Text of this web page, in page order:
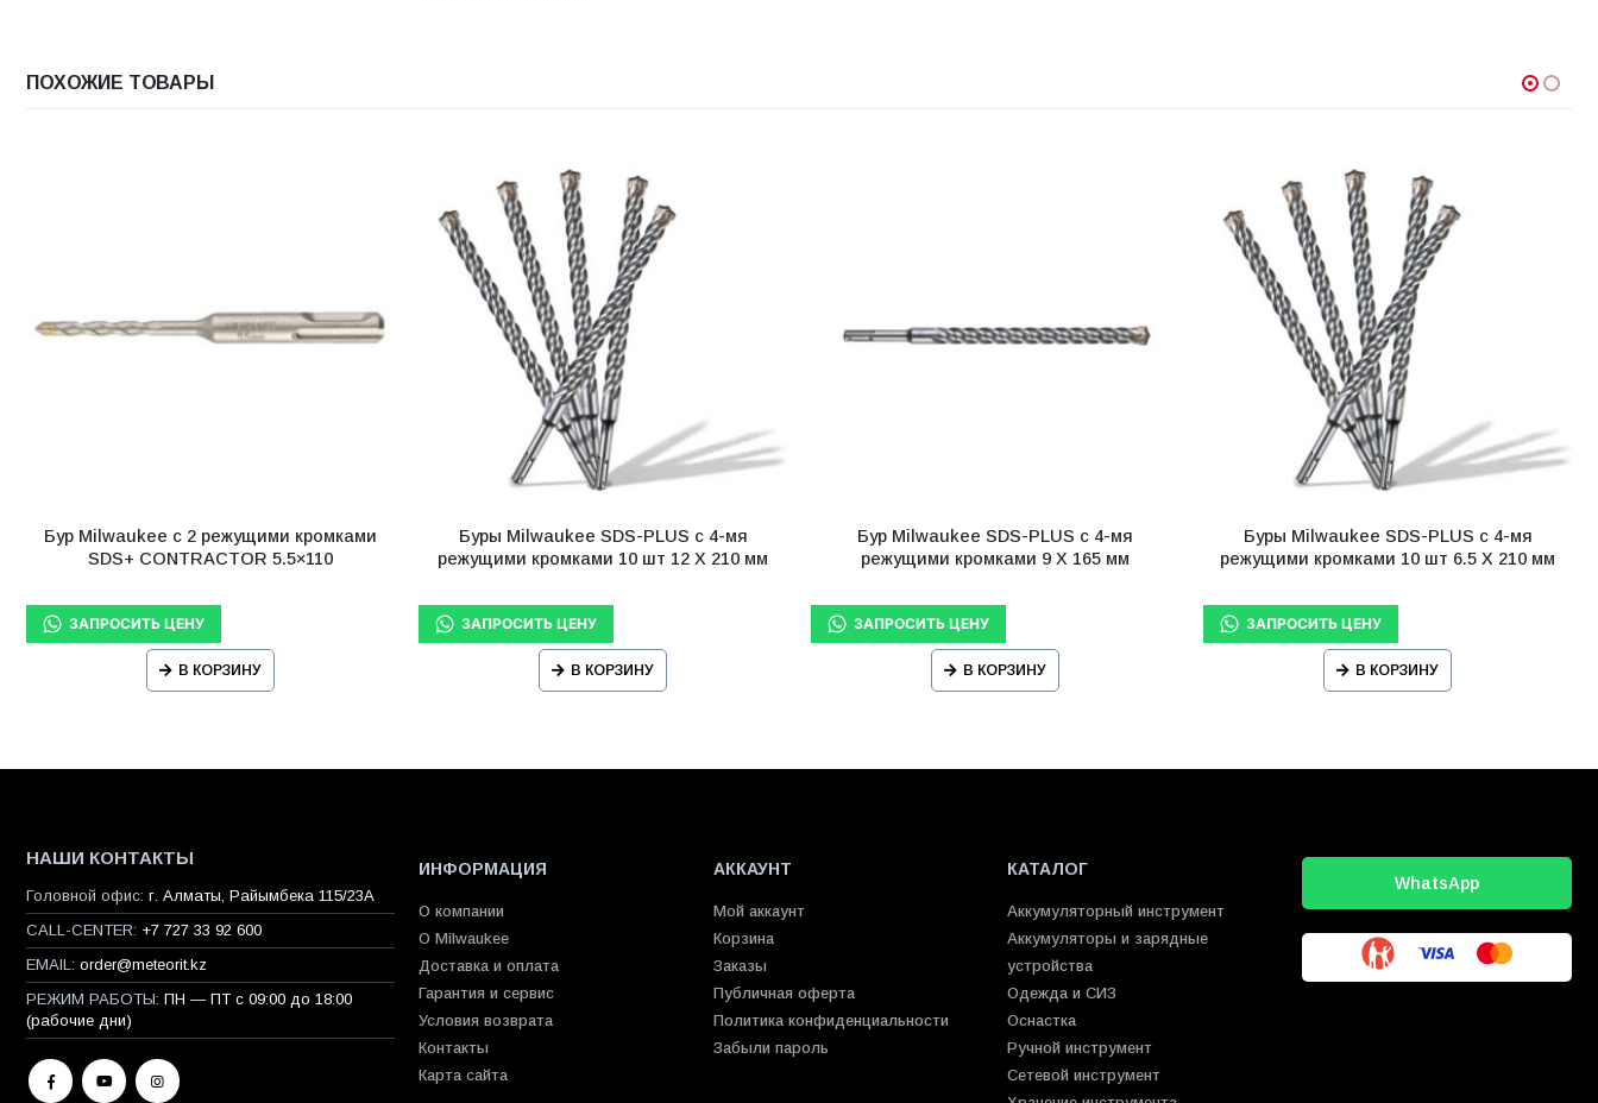
ПОХОЖИЕ ТОВАРЫ
Бур Milwaukee с 2 режущими кромками
SDS+ CONTRACTOR 5.5×110
В КОРЗИНУ
Буры Milwaukee SDS-PLUS с 4-мя
режущими кромками 10 шт 12 X 210 мм
В КОРЗИНУ
Бур Milwaukee SDS-PLUS с 4-мя
режущими кромками 9 X 165 мм
В КОРЗИНУ
Буры Milwaukee SDS-PLUS с 4-мя
режущими кромками 10 шт 6.5 X 210 мм
В КОРЗИНУ
НАШИ КОНТАКТЫ
Головной офис: г. Алматы, Райымбека 115/23A
CALL-CENTER: +7 727 33 92 600
EMAIL: order@meteorit.kz
РЕЖИМ РАБОТЫ: ПН — ПТ с 09:00 до 18:00
(рабочие дни)
ИНФОРМАЦИЯ
О компании
О Milwaukee
Доставка и оплата
Гарантия и сервис
Условия возврата
Контакты
Карта сайта
АККАУНТ
Мой аккаунт
Корзина
Заказы
Публичная оферта
Политика конфиденциальности
Забыли пароль
КАТАЛОГ
Аккумуляторный инструмент
Аккумуляторы и зарядные
устройства
Одежда и СИЗ
Оснастка
Ручной инструмент
Сетевой инструмент
WhatsApp